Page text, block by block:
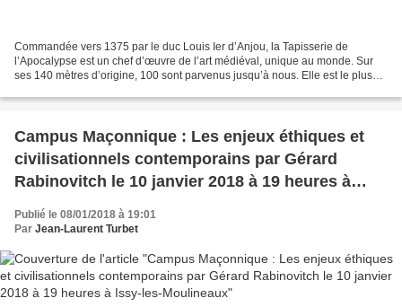
Commandée vers 1375 par le duc Louis Ier d’Anjou, la Tapisserie de
l’Apocalypse est un chef d’œuvre de l’art médiéval, unique au monde. Sur
ses 140 mètres d’origine, 100 sont parvenus jusqu’à nous. Elle est le plus
Campus Maçonnique : Les enjeux éthiques et
civilisationnels contemporains par Gérard
Rabinovitch le 10 janvier 2018 à 19 heures à
Issy-les-Moulineaux
Publié le 08/01/2018 à 19:01
Par Jean-Laurent Turbet